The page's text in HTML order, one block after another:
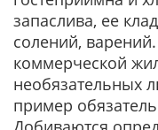
запаслива, ее
солений,
коммерческой
необязательных
пример